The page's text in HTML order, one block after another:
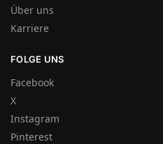
Über uns
Karriere
FOLGE UNS
Facebook
X
Instagram
Pinterest